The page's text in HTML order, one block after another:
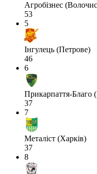
Агробізнес
53
5
Інгулець (Петрове)
46
6
Прикарпаття-Благо
37
7
Металіст (Харків)
37
8